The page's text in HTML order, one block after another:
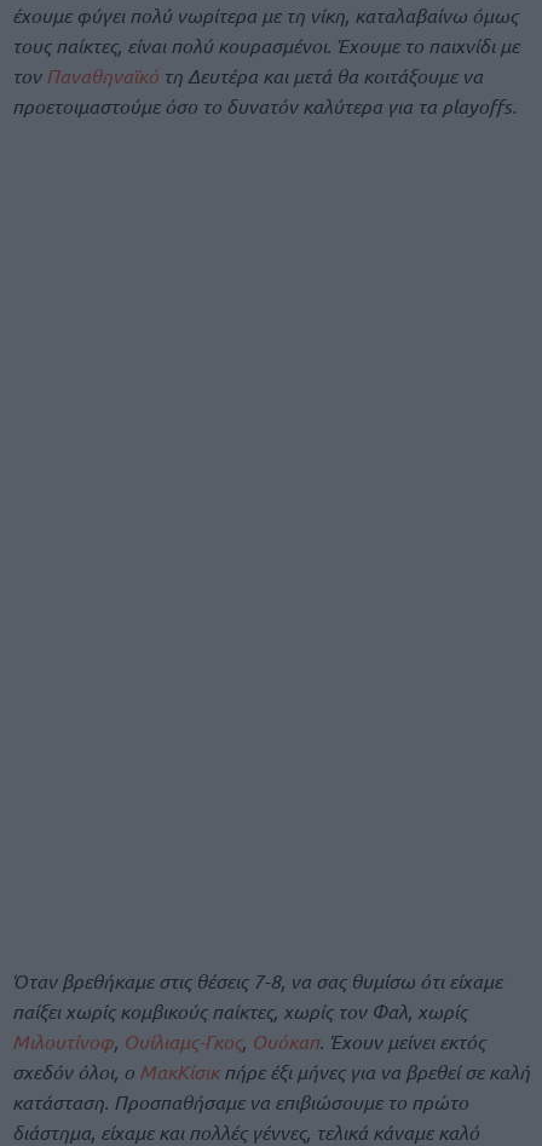
έχουμε φύγει πολύ νωρίτερα με τη νίκη, καταλαβαίνω όμως
τους παίκτες, είναι πολύ κουρασμένοι. Έχουμε το παιχνίδι με
τονΠαναθηναϊκό τη Δευτέρα και μετά θα κοιτάξουμε να
προετοιμαστούμε όσο το δυνατόν καλύτερα για τα playoffs.
Όταν βρεθήκαμε στις θέσεις 7-8, να σας θυμίσω ότι είχαμε
παίξει χωρίς κομβικούς παίκτες, χωρίς τον Φαλ, χωρίς
Μιλουτίνοφ, Ουίλιαμς-Γκος, Ουόκαπ. Έχουν μείνει εκτός
σχεδόν όλοι, ο ΜακΚίσικπήρε έξι μήνες για να βρεθεί σε καλή
κατάσταση. Προσπαθήσαμε να επιβιώσουμε το πρώτο
διάστημα, είχαμε και πολλές γέννες, τελικά κάναμε καλό